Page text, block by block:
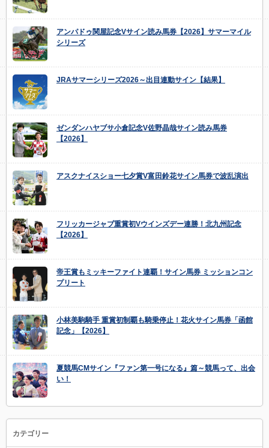
アンパドゥ関屋記念Vサイン読み馬券【2026】サマーマイル
シリーズ
JRAサマーシリーズ2026～出目連動サイン【結果】
ゼンダンハヤブサ小倉記念V佐野晶哉サイン読み馬券
【2026】
アスクナイスショー七夕賞V富田鈴花サイン馬券で波乱演出
フリッカージャブ重賞初Vウインズデー連勝！北九州記念
【2026】
帝王賞もミッキーファイト連覇！サイン馬券 ミッションコン
プリート
小林美駒騎手 重賞初制覇も騎乗停止！花火サイン馬券「函館
記念」【2026】
夏競馬CMサイン『ファン第一号になる』篇～競馬って、出会
い！
カテゴリー